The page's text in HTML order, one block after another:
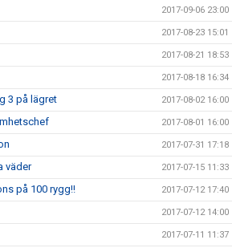
2017-09-06 23:00
2017-08-23 15:01
2017-08-21 18:53
2017-08-18 16:34
3 på lägret 2017-08-02 16:00
2017-08-01 16:00
2017-07-31 17:18
väder 2017-07-15 11:33
på 100 rygg!! 2017-07-12 17:40
2017-07-12 14:00
2017-07-11 11:37